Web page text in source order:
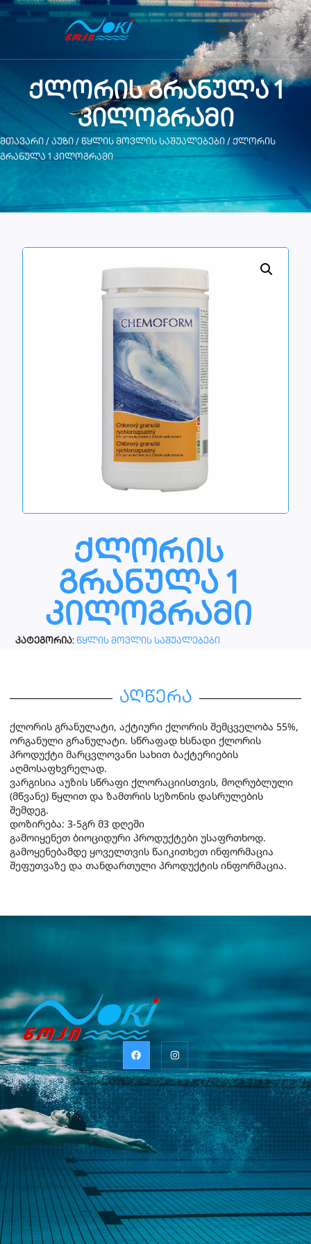
ქლორის გრანულა 1
კილოგრამი
მთავარი / აუზი / წყლის მოვლის საშუალებები / ქლორის
გრანულა 1 კილოგრამი
ქლორის
გრანულა 1
კილოგრამი
კატეგორია: წყლის მოვლის საშუალებები
აღწერა
ქლორის გრანულატი, აქტიური ქლორის შემცველობა 55%,
ორგანული გრანულატი. სწრაფად ხსნადი ქლორის
პროდუქტი მარცვლოვანი სახით ბაქტერიების
აღმოსაფხვრელად.
ვარგისია აუზის სწრაფი ქლორაციისთვის, მოღრუბლული
(მწვანე) წყლით და ზამთრის სეზონის დასრულების
შემდეგ.
დოზირება: 3-5გრ მ3 დღეში
გამოიყენეთ ბიოციდური პროდუქტები უსაფრთხოდ.
გამოყენებამდე ყოველთვის წაიკითხეთ ინფორმაცია
შეფუთვაზე და თანდართული პროდუქტის ინფორმაცია.